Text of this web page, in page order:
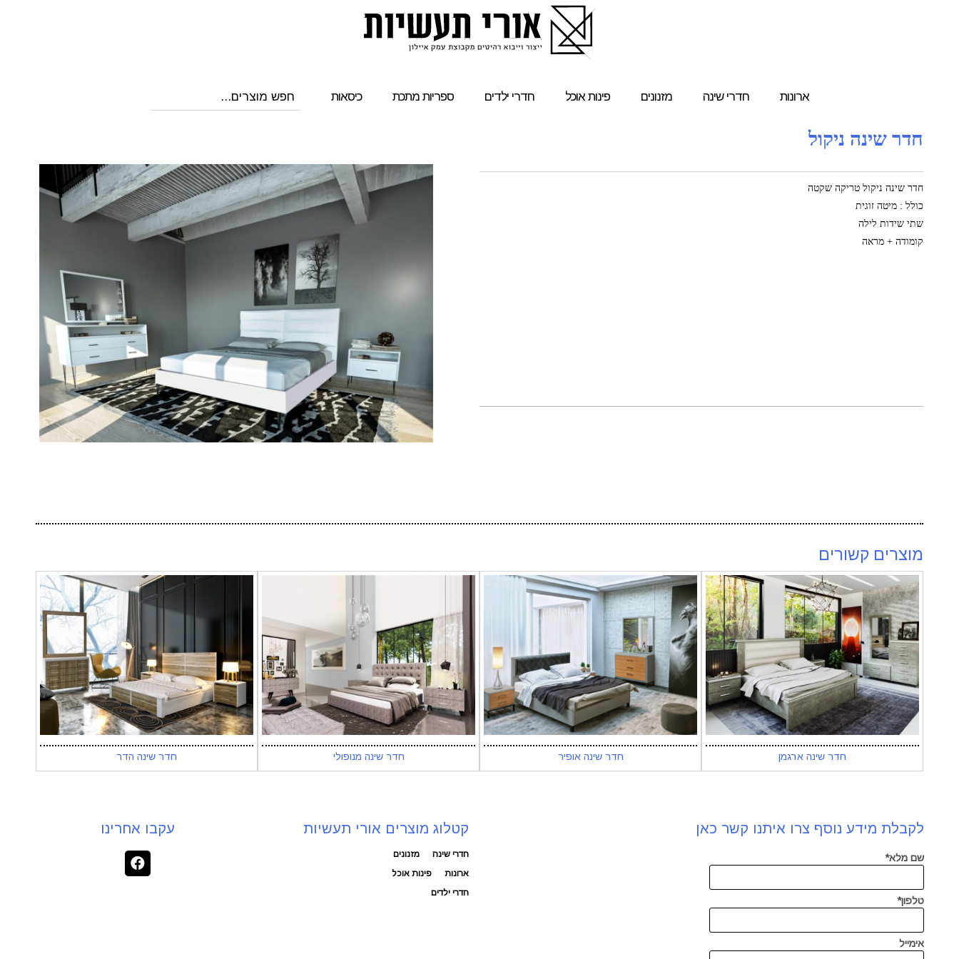
ארונות חדרי שינה מזנונים פינות אוכל חדרי ילדים ספריות מתכת כיסאות
חדר שינה ניקול
חדר שינה ניקול טריקה שקטה
כולל : מיטה זוגית
שתי שידות לילה
קומודה + מראה
מוצרים קשורים
חדר שינה הדר חדר שינה מנופולי חדר שינה אופיר חדר שינה ארגמן
עקבו אחרינו קטלוג מוצרים אורי תעשיות
חדרי שינה
מזנונים
ארונות
פינות אוכל
חדרי ילדים
לקבלת מידע נוסף צרו איתנו קשר כאן
שם מלא*
טלפון*
אימייל